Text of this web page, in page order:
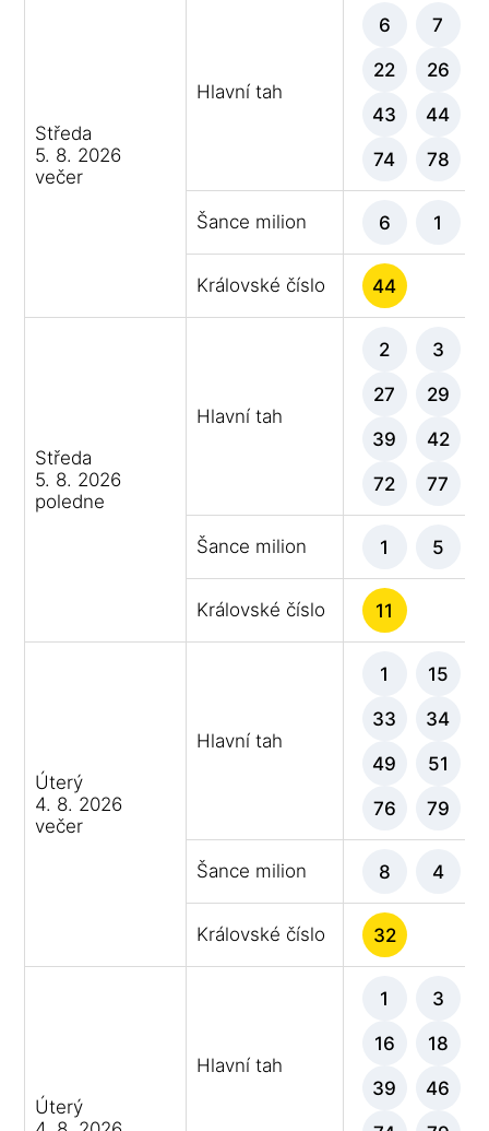
Středa
5. 8. 2026
večer
Hlavní tah
6 7
22 26
43 44
74 78
Šance milion 6 1
Královské číslo 44
Středa
5. 8. 2026
poledne
Hlavní tah
2 3
27 29
39 42
72 77
Šance milion 1 5
Královské číslo 11
Úterý
4. 8. 2026
večer
Hlavní tah
1 15
33 34
49 51
76 79
Šance milion 8 4
Královské číslo 32
Úterý
Hlavní tah
1 3
16 18
39 46